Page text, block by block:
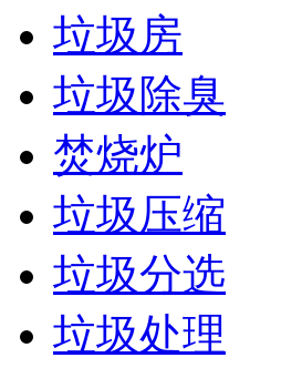
垃圾房
垃圾除臭
焚烧炉
垃圾压缩
垃圾分选
垃圾处理